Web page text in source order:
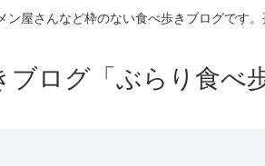
ン屋さんなど枠のない食べ歩きブログです。
ブログ「ぶらり食べ